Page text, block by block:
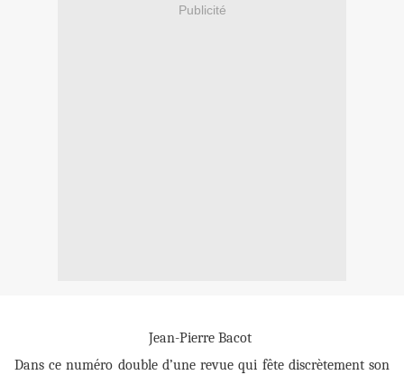
Publicité
Jean-Pierre Bacot
Dans ce numéro double d’une revue qui fête discrètement son